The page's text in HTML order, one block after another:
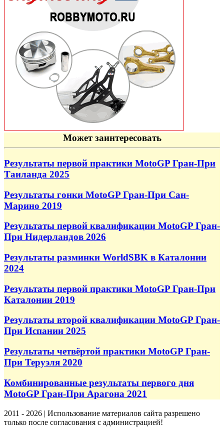
Может заинтересовать
Результаты первой практики MotoGP Гран-При
Таиланда 2025
Результаты гонки MotoGP Гран-При Сан-
Марино 2019
Результаты первой квалификации MotoGP Гран-
При Нидерландов 2026
Результаты разминки WorldSBK в Каталонии
2024
Результаты первой практики MotoGP Гран-При
Каталонии 2019
Результаты второй квалификации MotoGP Гран-
При Испании 2025
Результаты четвёртой практики MotoGP Гран-
При Теруэля 2020
Комбинированные результаты первого дня
MotoGP Гран-При Арагона 2021
2011 - 2026 | Использование материалов сайта разрешено
только после согласования с администрацией!